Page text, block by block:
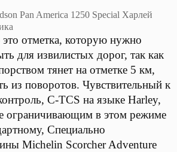
это отметка, которую нужно
для извилистых дорог, так как
тянет на отметке 5 км,
из поворотов. Чувствительный к
C-TCS на языке Harley,
ограничивающим в этом режиме
Специально
Michelin Scorcher Adventure